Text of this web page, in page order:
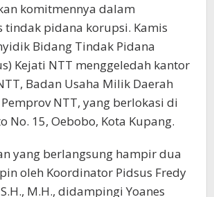
komitmennya dalam
tindak pidana korupsi. Kamis
Bidang Tindak Pidana
Kejati NTT menggeledah kantor
Badan Usaha Milik Daerah
NTT, yang berlokasi di
No. 15, Oebobo, Kota Kupang.
yang berlangsung hampir dua
oleh Koordinator Pidsus Fredy
M.H., didampingi Yoanes